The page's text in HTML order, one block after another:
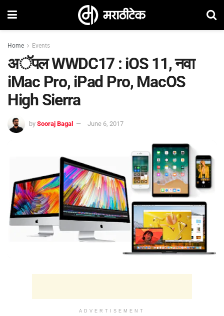
Home Events
अॅपल WWDC17 : iOS 11, नवा
iMac Pro, iPad Pro, MacOS
High Sierra
by Sooraj Bagal June 6, 2017
ADVERTISEMENT